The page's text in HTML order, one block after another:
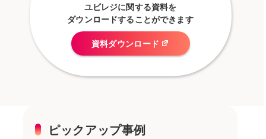
ユビレジに関する資料を
ダウンロードすることができます
資料ダウンロード
ピックアップ事例